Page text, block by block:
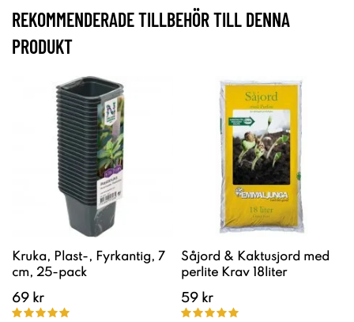
REKOMMENDERADE TILLBEHÖR TILL DENNA
PRODUKT
Kruka, Plast-, Fyrkantig, 7
cm, 25-pack
69 kr
Såjord & Kaktusjord med
perlite Krav 18liter
59 kr